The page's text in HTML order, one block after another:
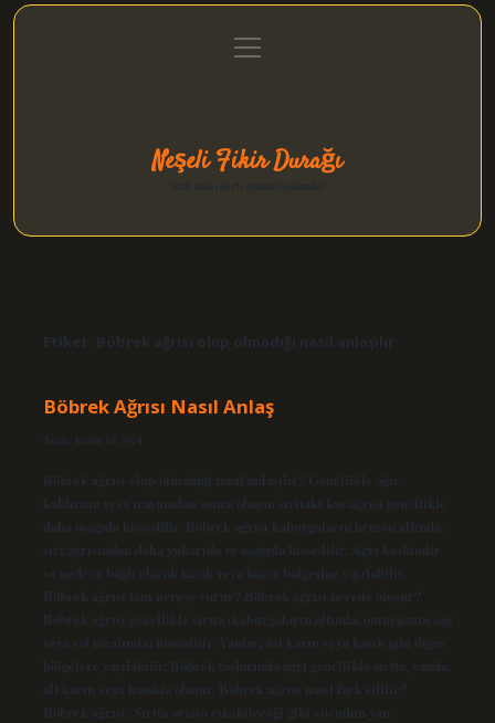
Gizlilik Politikası
menüyü
aç
Neşeli Fikir Durağı
Etiket: Böbrek ağrısı olup olmadığı nasıl anlaşılır
Böbrek Ağrısı Nasıl Anlaş
Tarih: Aralık 18, 2024
Böbrek ağrısı olup olmadığı nasıl anlaşılır? Genellikle ağır
kaldırma veya travmadan sonra oluşan sırttaki kas ağrısı genellikle
daha aşağıda hissedilir. Böbrek ağrısı kaburgaların hemen altında,
sırt ağrısından daha yukarıda ve aşağıda hissedilir. Ağrı keskindir
ve nedene bağlı olarak kasık veya karın bölgesine yayılabilir.
Böbrek ağrısı tam nereye vurur? Böbrek ağrısı nerede oluşur?
Böbrek ağrısı genellikle sırtta (kaburgaların altında, omurganın sağ
veya sol tarafında) hissedilir. Yanlar, üst karın veya kasık gibi diğer
bölgelere yayılabilir. Böbrek taşlarında ağrı genellikle sırtta, yanda,
alt karın veya kasıkta oluşur. Böbrek ağrısı nasıl fark edilir?
Böbrek ağrısı; Sırtta ortaya çıkabileceği gibi vücudun yan